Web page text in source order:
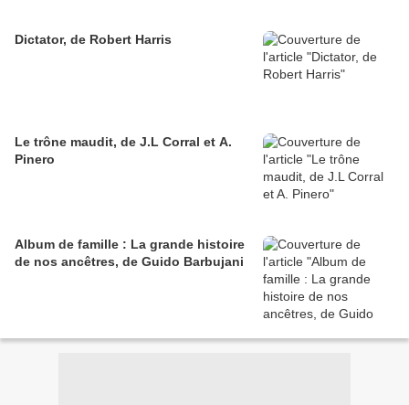
Dictator, de Robert Harris
Le trône maudit, de J.L Corral et A.
Pinero
Album de famille : La grande histoire
de nos ancêtres, de Guido Barbujani